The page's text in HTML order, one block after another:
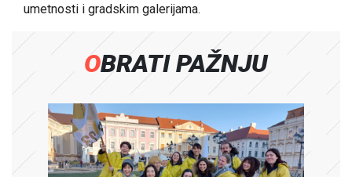
umetnosti i gradskim galerijama.
OBRATI PAŽNJU